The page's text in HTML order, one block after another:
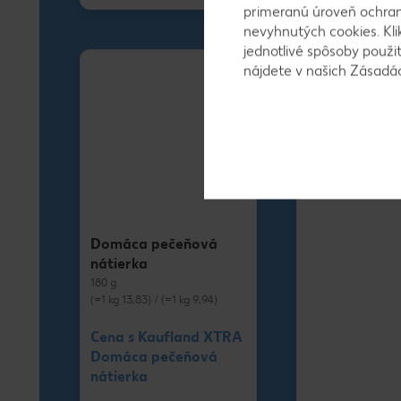
Domáca pečeňová
nátierka
180 g
(=1 kg 13,83) / (=1 kg 9,94)
Cena s Kaufland XTRA
Domáca pečeňová
nátierka
primeranú úroveň
nevyhnutých cookies.
jednotlivé spôsoby
nájdete v našich